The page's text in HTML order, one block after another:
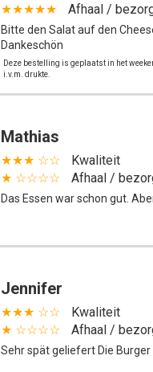
★★★★★
Afhaal /
Bitte den Salat auf den
Dankeschön
Deze bestelling is geplaatst in het
i.v.m. drukte.
Mathias
★★★ ☆☆
Kwaliteit
★ ☆☆☆☆
Afhaal /
Das Essen war schon gut.
Jennifer
★★★ ☆☆
Kwaliteit
★ ☆☆☆☆
Afhaal /
Sehr spät geliefert Die